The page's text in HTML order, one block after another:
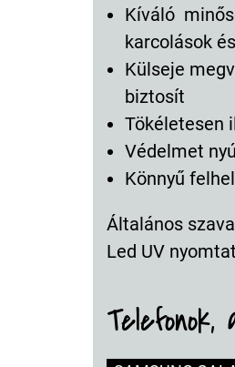
Kíváló
karcolások
Külseje
biztosít
Tökéletesen
Védelmet
Könnyű
Általános
Led UV